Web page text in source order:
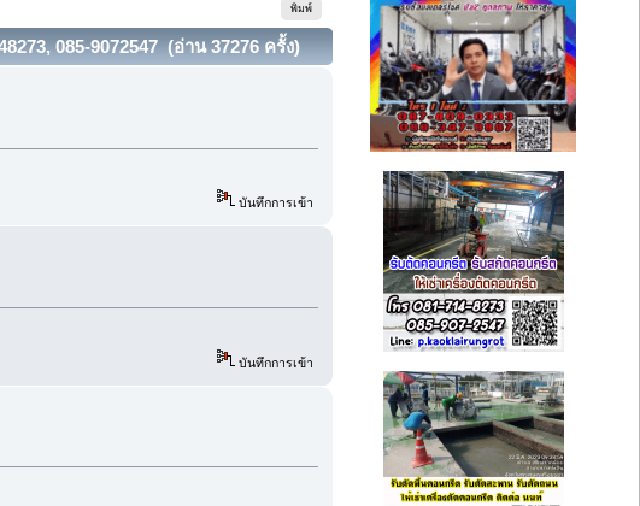
พิมพ์
085-9072547 (อ่าน 37276 ครั้ง)
บันทึกการเข้า
บันทึกการเข้า